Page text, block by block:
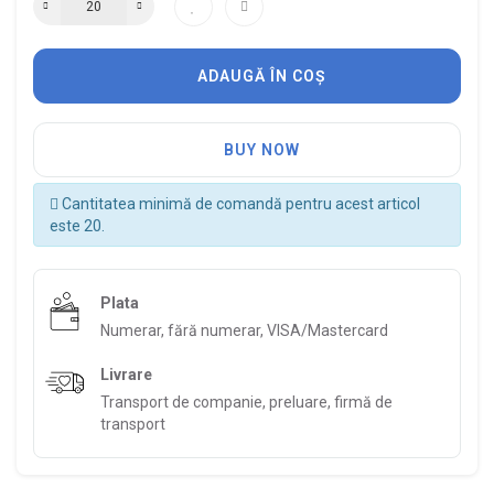
ADAUGĂ ÎN COȘ
BUY NOW
Cantitatea minimă de comandă pentru acest articol
este 20.
Plata
Numerar, fără numerar, VISA/Mastercard
Livrare
Transport de companie, preluare, firmă de
transport